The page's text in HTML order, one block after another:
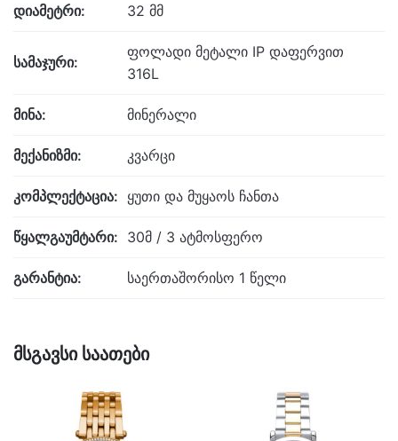
დიამეტრი: 32 მმ
სამაჯური:
ფოლადი მეტალი IP დაფერვით
316L
მინა: მინერალი
მექანიზმი: კვარცი
კომპლექტაცია: ყუთი და მუყაოს ჩანთა
წყალგაუმტარი: 30მ / 3 ატმოსფერო
გარანტია: საერთაშორისო 1 წელი
მსგავსი საათები